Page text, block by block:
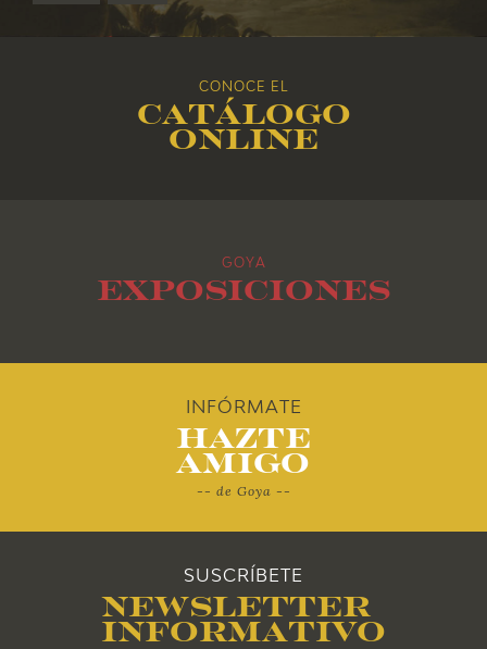
2018
CONOCE EL
Catálogo
online
GOYA
Exposiciones
INFÓRMATE
Hazte
Amigo
-- de Goya --
SUSCRÍBETE
Newsletter
Informativo